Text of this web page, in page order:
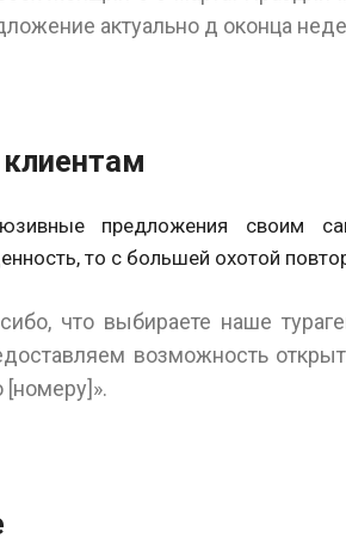
актуально д оконца
предложения своим
то с большей охотой
что выбираете наше
возможность
[номеру]».